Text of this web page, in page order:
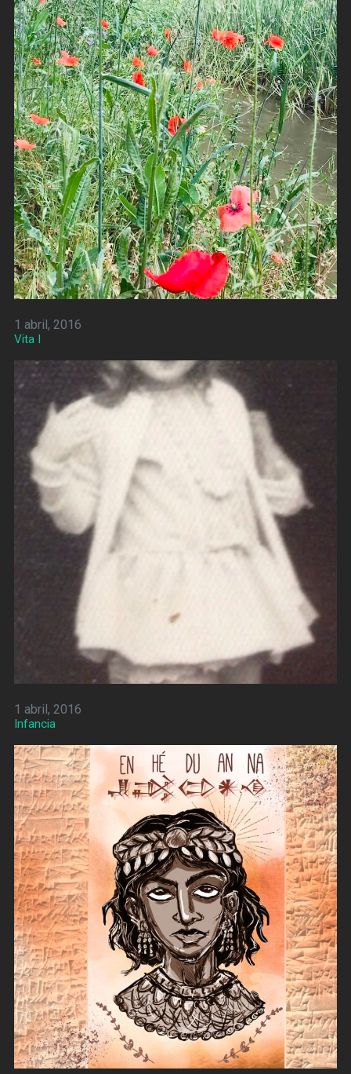
1 abril, 2016
Vita I
1 abril, 2016
Infancia